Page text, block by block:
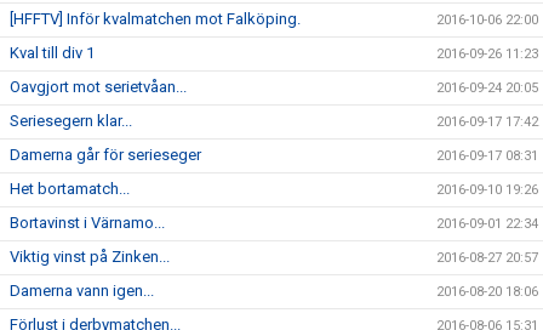
[HFFTV] Inför kvalmatchen mot Falköping. 2016-10-06 22:00
Kval till div 1 2016-09-26 11:23
Oavgjort mot serietvåan... 2016-09-24 20:05
Seriesegern klar... 2016-09-17 17:42
Damerna går för serieseger 2016-09-17 08:31
Het bortamatch... 2016-09-10 19:26
Bortavinst i Värnamo... 2016-09-01 22:34
Viktig vinst på Zinken... 2016-08-27 20:57
Damerna vann igen... 2016-08-20 18:06
Förlust i derbymatchen... 2016-08-06 15:31